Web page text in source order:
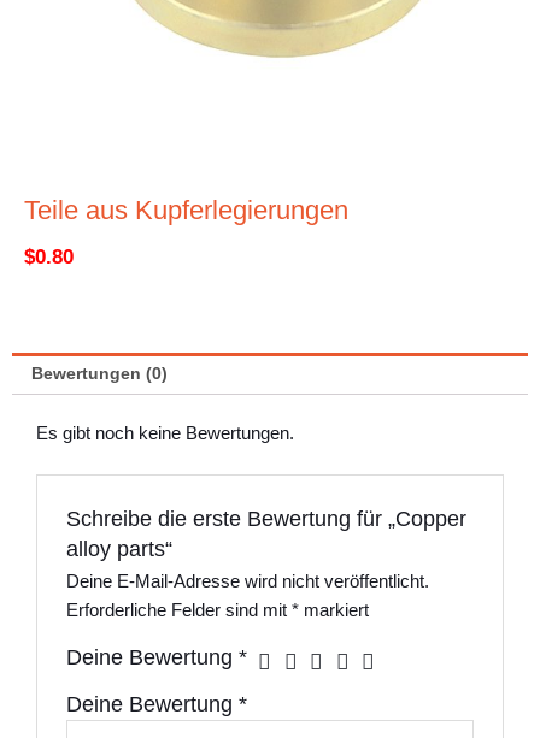
Teile aus Kupferlegierungen
$0.80
Bewertungen (0)
Es gibt noch keine Bewertungen.
Schreibe die erste Bewertung für „Copper
alloy parts“
Deine E-Mail-Adresse wird nicht veröffentlicht.
Erforderliche Felder sind mit* markiert
Deine Bewertung*
Deine Bewertung*